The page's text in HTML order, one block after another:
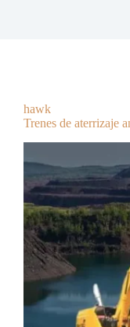
hawk
Trenes de aterrizaje